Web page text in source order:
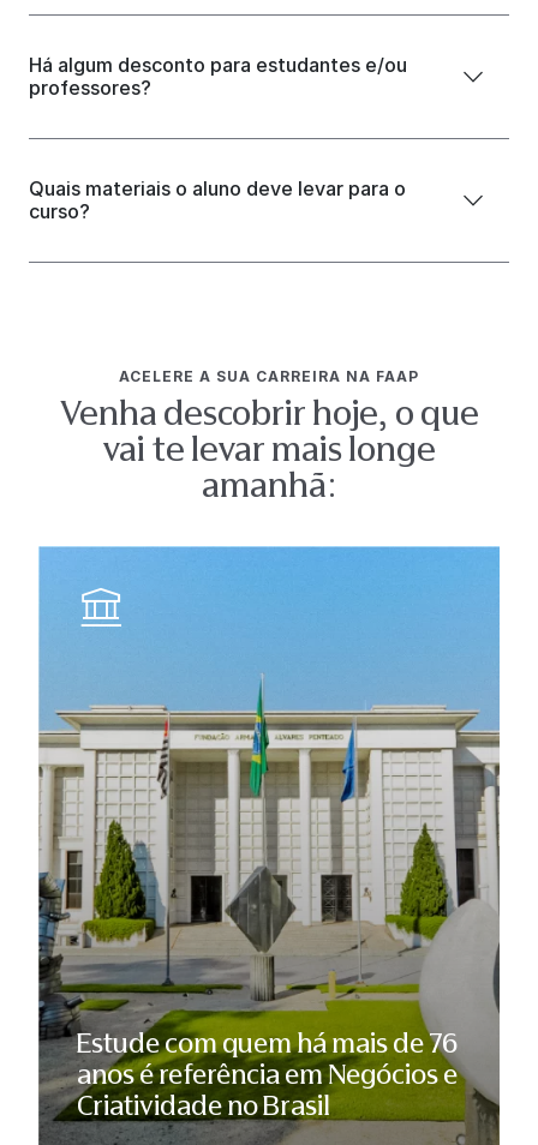
Há algum desconto para estudantes e/ou
professores?
Quais materiais o aluno deve levar para o
curso?
ACELERE A SUA CARREIRA NA FAAP
Venha descobrir hoje, o que
vai te levar mais longe
amanhã:
Estude com quem há mais de 76
anos é referência em Negócios e
Criatividade no Brasil